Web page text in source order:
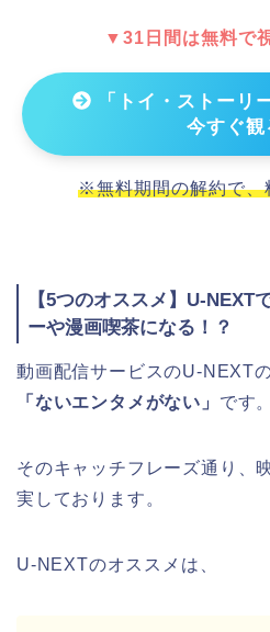
▼31日間は無料で
「トイ・ストーリ
今すぐ観
※無料期間の解約で、
【5つのオススメ】U-NEXT
ーや漫画喫茶になる！？
動画配信サービスのU-NEXT
「ないエンタメがない」 です。
そのキャッチフレーズ通り、
実しております。
U-NEXTのオススメは、